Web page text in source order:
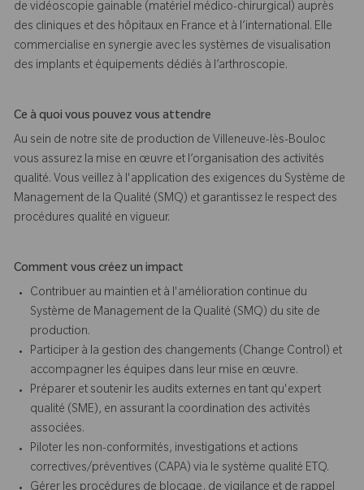
de vidéoscopie gainable (matériel médico-chirurgical) auprès
des cliniques et des hôpitaux en France et à l’international. Elle
commercialise en synergie avec les systèmes de visualisation
des implants et équipements dédiés à l’arthroscopie.
Ce à quoi vous pouvez vous attendre
Au sein de notre site de production de Villeneuve-lès-Bouloc
vous assurez la mise en œuvre et l’organisation des activités
qualité. Vous veillez à l'application des exigences du Système de
Management de la Qualité (SMQ) et garantissez le respect des
procédures qualité en vigueur.
Comment vous créez un impact
Contribuer au maintien et à l'amélioration continue du
Système de Management de la Qualité (SMQ) du site de
production.
Participer à la gestion des changements (Change Control) et
accompagner les équipes dans leur mise en œuvre.
Préparer et soutenir les audits externes en tant qu'expert
qualité (SME), en assurant la coordination des activités
associées.
Piloter les non-conformités, investigations et actions
correctives/préventives (CAPA) via le système qualité ETQ.